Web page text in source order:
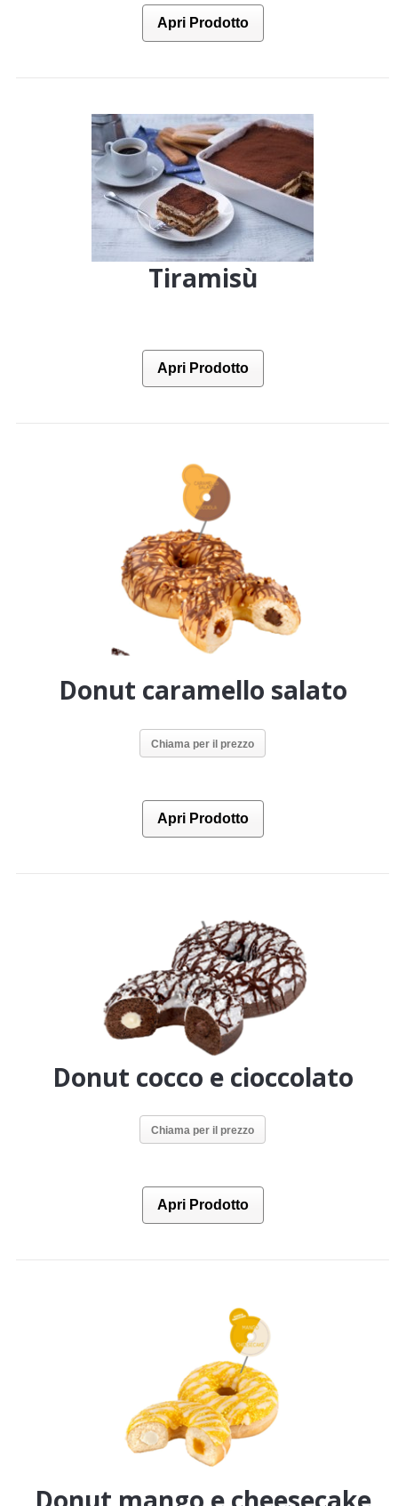
Apri Prodotto
Tiramisù
Apri Prodotto
Donut caramello salato
Chiama per il prezzo
Apri Prodotto
Donut cocco e cioccolato
Chiama per il prezzo
Apri Prodotto